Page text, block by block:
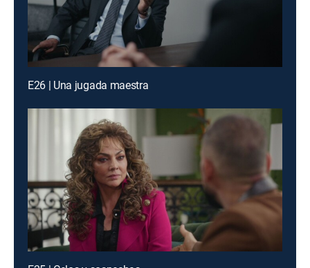
E26 | Una jugada maestra